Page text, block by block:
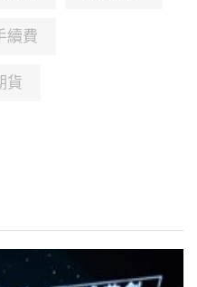
續費
貨